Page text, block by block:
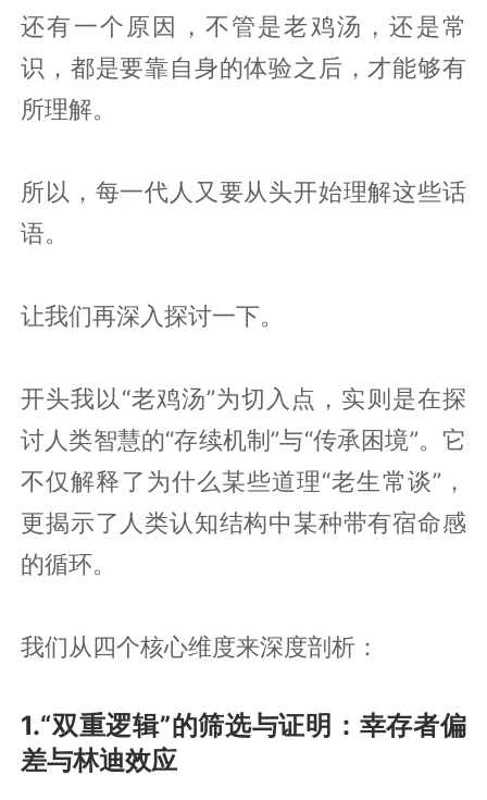
还有一个原因，不管是老鸡汤，还是常
识，都是要靠自身的体验之后，才能够有
所理解。
所以，每一代人又要从头开始理解这些话
语。
让我们再深入探讨一下。
开头我以“老鸡汤”为切入点，实则是在探
讨人类智慧的“存续机制”与“传承困境”。它
不仅解释了为什么某些道理“老生常谈”，
更揭示了人类认知结构中某种带有宿命感
的循环。
我们从四个核心维度来深度剖析：
1.“双重逻辑”的筛选与证明：幸存者偏
差与林迪效应